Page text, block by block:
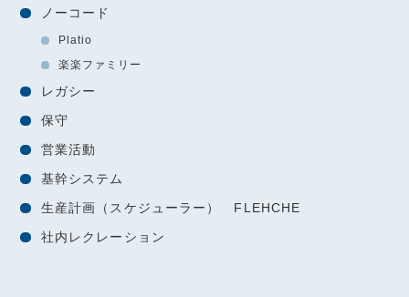
ノーコード
Platio
楽楽ファミリー
レガシー
保守
営業活動
基幹システム
生産計画（スケジューラー） FLEHCHE
社内レクレーション